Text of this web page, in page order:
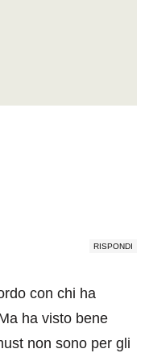
RISPONDI
con chi ha
ha visto bene
non sono per gli